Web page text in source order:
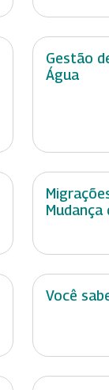
Gestão
Água
Mudança
Você